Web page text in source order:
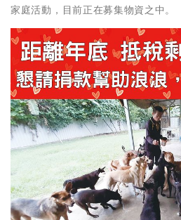
家庭活動，目前正在募集物資之中。